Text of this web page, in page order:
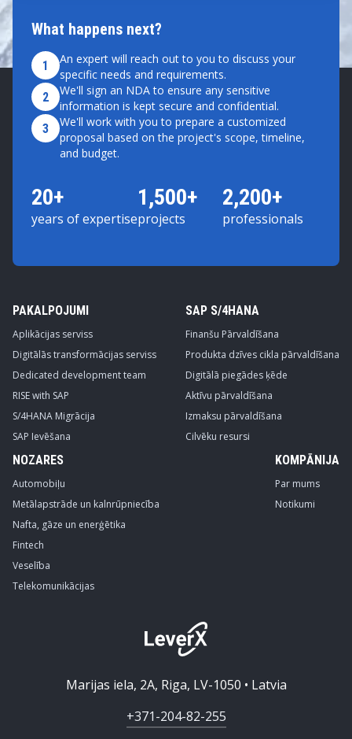
What happens next?
1
An expert will reach out to you to discuss your
specific needs and requirements.
2
We'll sign an NDA to ensure any sensitive
information is kept secure and confidential.
3
We'll work with you to prepare a customized
proposal based on the project's scope, timeline,
and budget.
20+
years of expertise
1,500+
projects
2,200+
professionals
PAKALPOJUMI
Aplikācijas serviss
Digitālās transformācijas serviss
Dedicated development team
RISE with SAP
S/4HANA Migrācija
SAP Ievēšana
SAP S/4HANA
Finanšu Pārvaldīšana
Produkta dzīves cikla pārvaldīšana
Digitālā piegādes ķēde
Aktīvu pārvaldīšana
Izmaksu pārvaldīšana
Cilvēku resursi
NOZARES
Automobiļu
Metālapstrāde un kalnrūpniecība
Nafta, gāze un enerģētika
Fintech
Veselība
Telekomunikācijas
KOMPĀNIJA
Par mums
Notikumi
Marijas iela, 2A, Riga, LV-1050 • Latvia
+371-204-82-255